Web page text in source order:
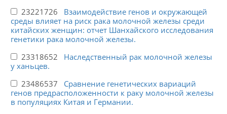
23221726 Взаимодействие генов и окружающей
среды влияет на риск рака молочной железы среди
китайских женщин: отчет Шанхайского исследования
генетики рака молочной железы.
23318652 Наследственный рак молочной железы
у ханьцев.
23486537 Сравнение генетических вариаций
генов предрасположенности к раку молочной железы
в популяциях Китая и Германии.